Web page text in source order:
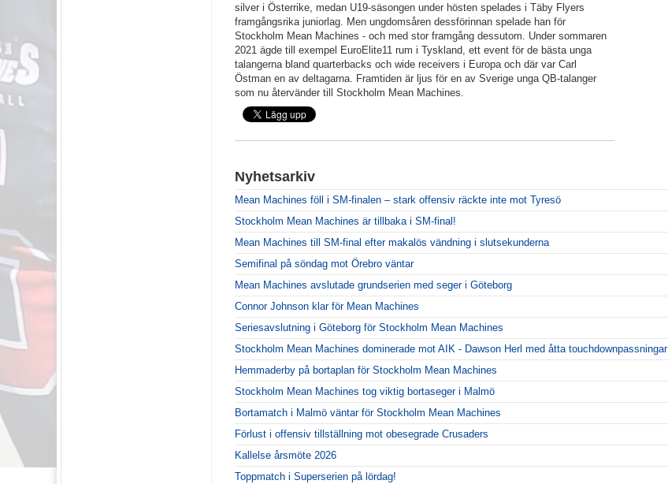
silver i Österrike, medan U19-säsongen under hösten spelades i Täby Flyers
framgångsrika juniorlag. Men ungdomsåren dessförinnan spelade han för
Stockholm Mean Machines - och med stor framgång dessutom. Under sommaren
2021 ägde till exempel EuroElite11 rum i Tyskland, ett event för de bästa unga
talangerna bland quarterbacks och wide receivers i Europa och där var Carl
Östman en av deltagarna. Framtiden är ljus för en av Sverige unga QB-talanger
som nu återvänder till Stockholm Mean Machines.
Nyhetsarkiv
Mean Machines föll i SM-finalen – stark offensiv räckte inte mot Tyresö
Stockholm Mean Machines är tillbaka i SM-final!
Mean Machines till SM-final efter makalös vändning i slutsekunderna
Semifinal på söndag mot Örebro väntar
Mean Machines avslutade grundserien med seger i Göteborg
Connor Johnson klar för Mean Machines
Seriesavslutning i Göteborg för Stockholm Mean Machines
Stockholm Mean Machines dominerade mot AIK - Dawson Herl med åtta touchdownpassningar
Hemmaderby på bortaplan för Stockholm Mean Machines
Stockholm Mean Machines tog viktig bortaseger i Malmö
Bortamatch i Malmö väntar för Stockholm Mean Machines
Förlust i offensiv tillställning mot obesegrade Crusaders
Kallelse årsmöte 2026
Toppmatch i Superserien på lördag!